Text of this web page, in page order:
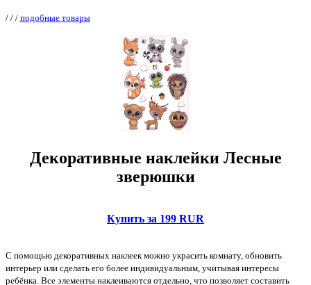
/ / / подобные товары
Декоративные наклейки Лесные
зверюшки
Купить за 199 RUR
С помощью декоративных наклеек можно украсить комнату, обновить
интерьер или сделать его более индивидуальным, учитывая интересы
ребёнка. Все элементы наклеиваются отдельно, что позволяет составить